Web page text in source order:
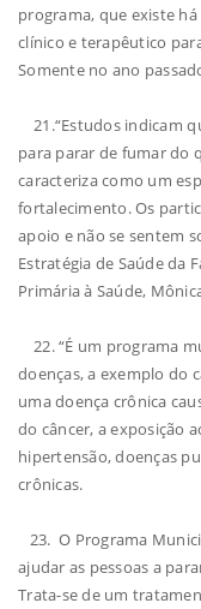
programa, que existe
clínico e terapêutico
Somente no ano
21.“Estudos indicam
para parar de fumar do
caracteriza como um
fortalecimento. Os
apoio e não se sentem
Estratégia de Saúde da
Primária à Saúde,
22. “É um programa
doenças, a exemplo do
uma doença crônica
do câncer, a exposição
hipertensão, doenças
crônicas.
23. O Programa
ajudar as pessoas a
Trata-se de um